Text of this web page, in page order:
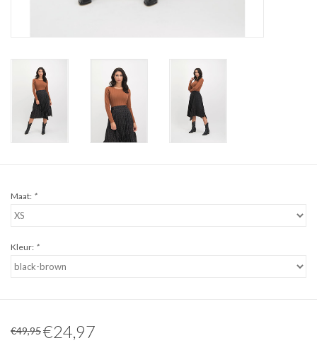
Maat: *
Kleur: *
€49,95€24,97